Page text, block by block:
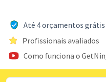
Até 4 orçamentos grátis
Profissionais avaliados
Como funciona o